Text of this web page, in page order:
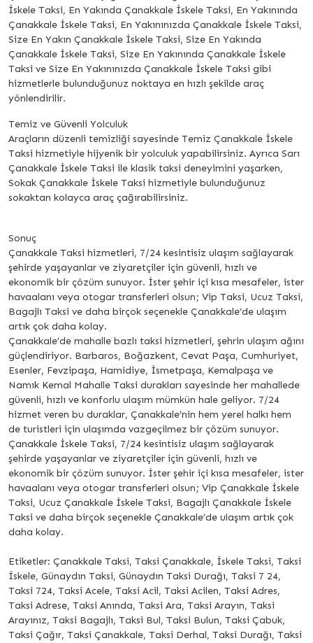
İskele Taksi, En Yakında Çanakkale İskele Taksi, En Yakınında
Çanakkale İskele Taksi, En Yakınınızda Çanakkale İskele Taksi,
Size En Yakın Çanakkale İskele Taksi, Size En Yakında
Çanakkale İskele Taksi, Size En Yakınında Çanakkale İskele
Taksi ve Size En Yakınınızda Çanakkale İskele Taksi gibi
hizmetlerle bulunduğunuz noktaya en hızlı şekilde araç
yönlendirilir.
Temiz ve Güvenli Yolculuk
Araçların düzenli temizliği sayesinde Temiz Çanakkale İskele
Taksi hizmetiyle hijyenik bir yolculuk yapabilirsiniz. Ayrıca Sarı
Çanakkale İskele Taksi ile klasik taksi deneyimini yaşarken,
Sokak Çanakkale İskele Taksi hizmetiyle bulunduğunuz
sokaktan kolayca araç çağırabilirsiniz.
Sonuç
Çanakkale Taksi hizmetleri, 7/24 kesintisiz ulaşım sağlayarak
şehirde yaşayanlar ve ziyaretçiler için güvenli, hızlı ve
ekonomik bir çözüm sunuyor. İster şehir içi kısa mesafeler, ister
havaalanı veya otogar transferleri olsun; Vip Taksi, Ucuz Taksi,
Bagajlı Taksi ve daha birçok seçenekle Çanakkale’de ulaşım
artık çok daha kolay.
Çanakkale’de mahalle bazlı taksi hizmetleri, şehrin ulaşım ağını
güçlendiriyor. Barbaros, Boğazkent, Cevat Paşa, Cumhuriyet,
Esenler, Fevzipaşa, Hamidiye, İsmetpaşa, Kemalpaşa ve
Namık Kemal Mahalle Taksi durakları sayesinde her mahallede
güvenli, hızlı ve konforlu ulaşım mümkün hale geliyor. 7/24
hizmet veren bu duraklar, Çanakkale’nin hem yerel halkı hem
de turistleri için ulaşımda vazgeçilmez bir çözüm sunuyor.
Çanakkale İskele Taksi, 7/24 kesintisiz ulaşım sağlayarak
şehirde yaşayanlar ve ziyaretçiler için güvenli, hızlı ve
ekonomik bir çözüm sunuyor. İster şehir içi kısa mesafeler, ister
havaalanı veya otogar transferleri olsun; Vip Çanakkale İskele
Taksi, Ucuz Çanakkale İskele Taksi, Bagajlı Çanakkale İskele
Taksi ve daha birçok seçenekle Çanakkale’de ulaşım artık çok
daha kolay.
Etiketler: Çanakkale Taksi, Taksi Çanakkale, İskele Taksi, Taksi
İskele, Günaydın Taksi, Günaydın Taksi Durağı, Taksi 7 24,
Taksi 724, Taksi Acele, Taksi Acil, Taksi Acilen, Taksi Adres,
Taksi Adrese, Taksi Anında, Taksi Ara, Taksi Arayın, Taksi
Arayınız, Taksi Bagajlı, Taksi Bul, Taksi Bulun, Taksi Çabuk,
Taksi Çağır, Taksi Çanakkale, Taksi Derhal, Taksi Durağı, Taksi